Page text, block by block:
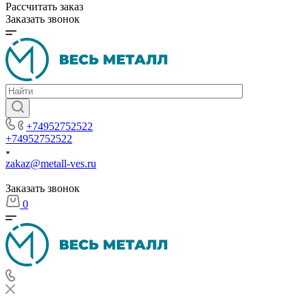
Рассчитать заказ
Заказать звонок
+74952752522
+74952752522
zakaz@metall-ves.ru
Заказать звонок
0